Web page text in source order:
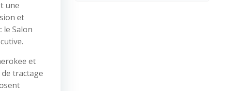
une
et
le Salon
et
tractage